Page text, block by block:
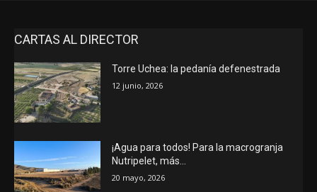
CARTAS AL DIRECTOR
Torre Uchea: la pedanía defenestrada
12 junio, 2026
¡Agua para todos! Para la macrogranja
Nutripelet, más…
20 mayo, 2026